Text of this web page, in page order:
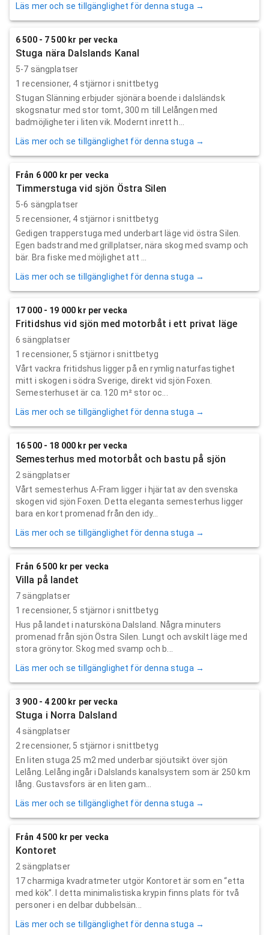
Läs mer och se tillgänglighet för denna stuga →
6 500 - 7 500 kr per vecka
Stuga nära Dalslands Kanal
5-7 sängplatser
1 recensioner, 4 stjärnor i snittbetyg
Stugan Slänning erbjuder sjönära boende i dalsländsk
skogsnatur med stor tomt, 300 m till Lelången med
badmöjligheter i liten vik. Modernt inrett h...
Läs mer och se tillgänglighet för denna stuga →
Från 6 000 kr per vecka
Timmerstuga vid sjön Östra Silen
5-6 sängplatser
5 recensioner, 4 stjärnor i snittbetyg
Gedigen trapperstuga med underbart läge vid östra Silen.
Egen badstrand med grillplatser, nära skog med svamp och
bär. Bra fiske med möjlighet att ...
Läs mer och se tillgänglighet för denna stuga →
17 000 - 19 000 kr per vecka
Fritidshus vid sjön med motorbåt i ett privat läge
6 sängplatser
1 recensioner, 5 stjärnor i snittbetyg
Vårt vackra fritidshus ligger på en rymlig naturfastighet
mitt i skogen i södra Sverige, direkt vid sjön Foxen.
Semesterhuset är ca. 120 m² stor oc...
Läs mer och se tillgänglighet för denna stuga →
16 500 - 18 000 kr per vecka
Semesterhus med motorbåt och bastu på sjön
2 sängplatser
Vårt semesterhus A-Fram ligger i hjärtat av den svenska
skogen vid sjön Foxen. Detta eleganta semesterhus ligger
bara en kort promenad från den idy...
Läs mer och se tillgänglighet för denna stuga →
Från 6 500 kr per vecka
Villa på landet
7 sängplatser
1 recensioner, 5 stjärnor i snittbetyg
Hus på landet i natursköna Dalsland. Några minuters
promenad från sjön Östra Silen. Lungt och avskilt läge med
stora grönytor. Skog med svamp och b...
Läs mer och se tillgänglighet för denna stuga →
3 900 - 4 200 kr per vecka
Stuga i Norra Dalsland
4 sängplatser
2 recensioner, 5 stjärnor i snittbetyg
En liten stuga 25 m2 med underbar sjöutsikt över sjön
Lelång. Lelång ingår i Dalslands kanalsystem som är 250 km
lång. Gustavsfors är en liten gam...
Läs mer och se tillgänglighet för denna stuga →
Från 4 500 kr per vecka
Kontoret
2 sängplatser
17 charmiga kvadratmeter utgör Kontoret är som en “etta
med kök”. I detta minimalistiska krypin finns plats för två
personer i en delbar dubbelsän...
Läs mer och se tillgänglighet för denna stuga →